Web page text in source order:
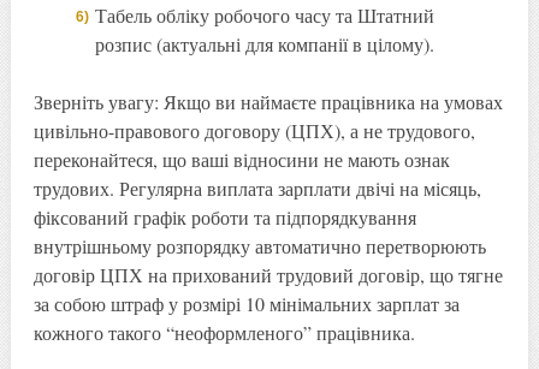
Табель обліку робочого часу та Штатний
розпис (актуальні для компанії в цілому).
Зверніть увагу: Якщо ви наймаєте працівника на умовах
цивільно-правового договору (ЦПХ), а не трудового,
переконайтеся, що ваші відносини не мають ознак
трудових. Регулярна виплата зарплати двічі на місяць,
фіксований графік роботи та підпорядкування
внутрішньому розпорядку автоматично перетворюють
договір ЦПХ на прихований трудовий договір, що тягне
за собою штраф у розмірі 10 мінімальних зарплат за
кожного такого “неоформленого” працівника.